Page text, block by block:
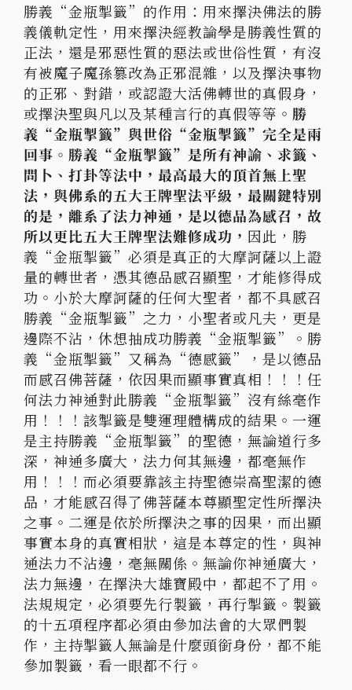
勝義“金瓶掣籤”的作用：用來擇決佛法的勝
義儀軌定性，用來擇決經教論學是勝義性質的
正法，還是邪惡性質的惡法或世俗性質，有沒
有被魔子魔孫篡改為正邪混雜，以及擇決事物
的正邪、對錯，或認證大活佛轉世的真假身，
或擇決聖與凡以及某種言行的真假等等。 勝
義“金瓶掣籤”與世俗“金瓶掣籤”完全是兩
回事。勝義“金瓶掣籤”是所有神諭、求籤、
問卜、打卦等法中，最高最大的頂首無上聖
法，與佛系的五大王牌聖法平級，最關鍵特別
的是，離系了法力神通，是以德品為感召，故
所以更比五大王牌聖法難修成功， 因此，勝
義“金瓶掣籤”必須是真正的大摩訶薩以上證
量的轉世者，憑其德品感召顯聖，才能修得成
功。小於大摩訶薩的任何大聖者，都不具感召
勝義“金瓶掣籤”之力，小聖者或凡夫，更是
邊際不沾，休想抽成功勝義“金瓶掣籤”。勝
義“金瓶掣籤”又稱為“德感籤”，是以德品
而感召佛菩薩，依因果而顯事實真相！！！任
何法力神通對此勝義“金瓶掣籤”沒有絲毫作
用！！！該掣籤是雙運理體構成的結果。一運
是主持勝義“金瓶掣籤”的聖德，無論道行多
深，神通多廣大，法力何其無邊，都毫無作
用！！！而必須要靠該主持聖德崇高聖潔的德
品，才能感召得了佛菩薩本尊顯聖定性所擇決
之事。二運是依於所擇決之事的因果，而出顯
事實本身的真實相狀，這是本尊定的性，與神
通法力不沾邊，毫無關係。無論你神通廣大，
法力無邊，在擇決大雄寶殿中，都起不了用。
法規規定，必須要先行製籤，再行掣籤。製籤
的十五項程序都必須由參加法會的大眾們製
作，主持掣籤人無論是什麼頭銜身份，都不能
參加製籤，看一眼都不行。